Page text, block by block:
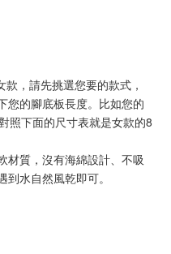
，請先挑選您要的款式，
您的腳底板長度。比如您的
照下面的尺寸表就是女款的8
材質，沒有海綿設計、不吸
水自然風乾即可。